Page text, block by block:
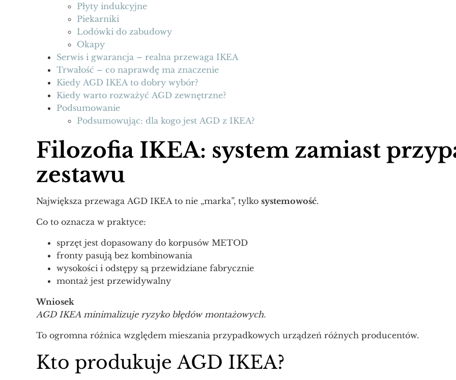
Płyty indukcyjne
Piekarniki
Lodówki do zabudowy
Okapy
Serwis i gwarancja – realna przewaga IKEA
Trwałość – co naprawdę ma znaczenie
Kiedy AGD IKEA to dobry wybór?
Kiedy warto rozważyć AGD zewnętrzne?
Podsumowanie
Podsumowując: dla kogo jest AGD z IKEA?
Filozofia IKEA: system zamiast
zestawu
Największa przewaga AGD IKEA to nie „marka”, tylko systemowość.
Co to oznacza w praktyce:
sprzęt jest dopasowany do korpusów METOD
fronty pasują bez kombinowania
wysokości i odstępy są przewidziane fabrycznie
montaż jest przewidywalny
Wniosek
AGD IKEA minimalizuje ryzyko błędów montażowych.
To ogromna różnica względem mieszania przypadkowych urządzeń różnych producentów.
Kto produkuje AGD IKEA?